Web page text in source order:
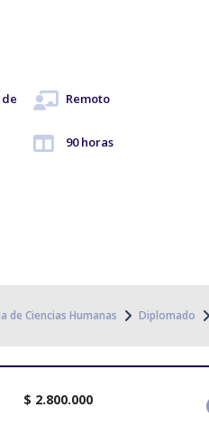
Remoto
90 horas
de Ciencias Humanas Diplomado
$ 2.800.000